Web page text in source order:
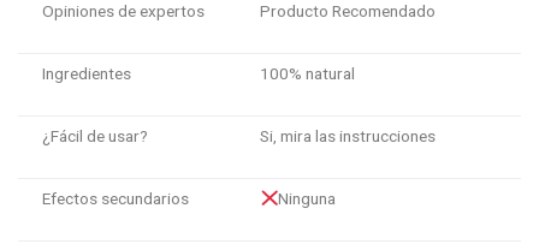
Opiniones de expertos Producto Recomendado
Ingredientes 100% natural
¿Fácil de usar? Si, mira las instrucciones
Efectos secundarios Ninguna